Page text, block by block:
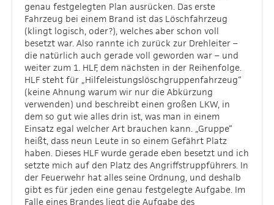
genau festgelegten Plan ausrücken. Das erste
Fahrzeug bei einem Brand ist das Löschfahrzeug
(klingt logisch, oder?), welches aber schon voll
besetzt war. Also rannte ich zurück zur Drehleiter –
die natürlich auch gerade voll geworden war – und
weiter zum 1. HLF, dem nächsten in der Reihenfolge.
HLF steht für „Hilfeleistungslöschgruppenfahrzeug“
(keine Ahnung warum wir nur die Abkürzung
verwenden) und beschreibt einen großen LKW, in
dem so gut wie alles drin ist, was man in einem
Einsatz egal welcher Art brauchen kann. „Gruppe“
heißt, dass neun Leute in so einem Gefährt Platz
haben. Dieses HLF wurde gerade eben besetzt und ich
setzte mich auf den Platz des Angriffstruppführers. In
der Feuerwehr hat alles seine Ordnung, und deshalb
gibt es für jeden eine genau festgelegte Aufgabe. Im
Falle eines Brandes liegt die Aufgabe des